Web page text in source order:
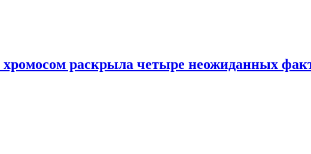
раскрыла четыре неожиданных